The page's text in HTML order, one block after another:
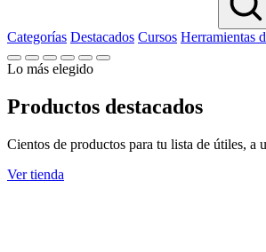
Categorías Destacados Cursos Herramientas
Lo más elegido
Productos destacados
Cientos de productos para tu lista de útiles, a
Ver tienda